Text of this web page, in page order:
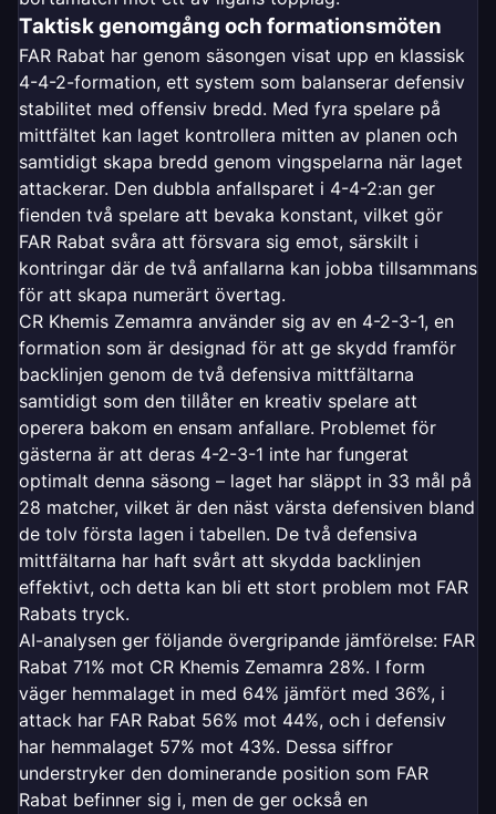
Taktisk genomgång och formationsmöten
FAR Rabat har genom säsongen visat upp en klassisk
4-4-2-formation, ett system som balanserar defensiv
stabilitet med offensiv bredd. Med fyra spelare på
mittfältet kan laget kontrollera mitten av planen och
samtidigt skapa bredd genom vingspelarna när laget
attackerar. Den dubbla anfallsparet i 4-4-2:an ger
fienden två spelare att bevaka konstant, vilket gör
FAR Rabat svåra att försvara sig emot, särskilt i
kontringar där de två anfallarna kan jobba tillsammans
för att skapa numerärt övertag.
CR Khemis Zemamra använder sig av en 4-2-3-1, en
formation som är designad för att ge skydd framför
backlinjen genom de två defensiva mittfältarna
samtidigt som den tillåter en kreativ spelare att
operera bakom en ensam anfallare. Problemet för
gästerna är att deras 4-2-3-1 inte har fungerat
optimalt denna säsong – laget har släppt in 33 mål på
28 matcher, vilket är den näst värsta defensiven bland
de tolv första lagen i tabellen. De två defensiva
mittfältarna har haft svårt att skydda backlinjen
effektivt, och detta kan bli ett stort problem mot FAR
Rabats tryck.
AI-analysen ger följande övergripande jämförelse: FAR
Rabat 71% mot CR Khemis Zemamra 28%. I form
väger hemmalaget in med 64% jämfört med 36%, i
attack har FAR Rabat 56% mot 44%, och i defensiv
har hemmalaget 57% mot 43%. Dessa siffror
understryker den dominerande position som FAR
Rabat befinner sig i, men de ger också en